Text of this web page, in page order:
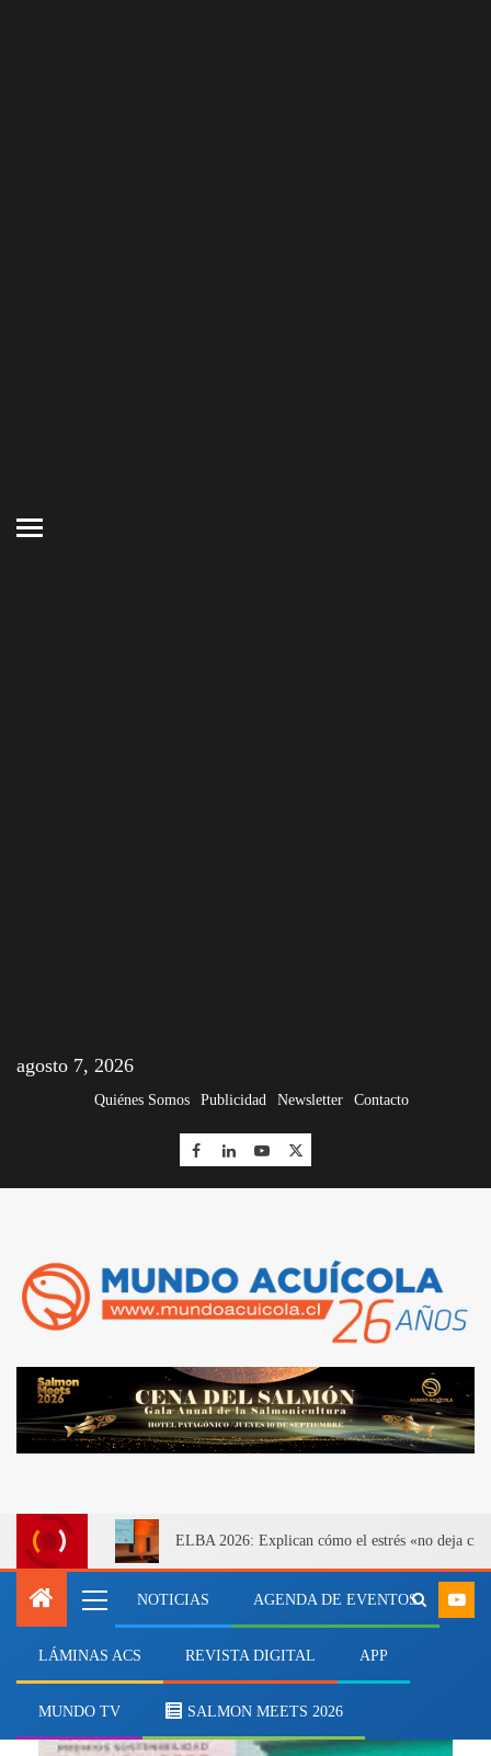
agosto 7, 2026
Quiénes Somos Publicidad Newsletter Contacto
ELBA 2026: Explican cómo el estrés «no deja
NOTICIAS AGENDA DE EVENTOS
LÁMINAS ACS REVISTA DIGITAL APP
MUNDO TV SALMON MEETS 2026
Eventos